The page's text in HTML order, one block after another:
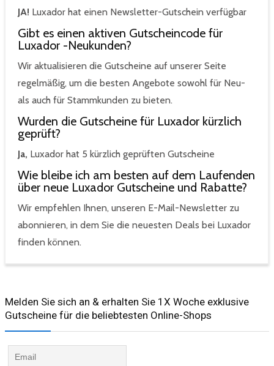
JA! Luxador hat einen Newsletter-Gutschein verfügbar
Gibt es einen aktiven Gutscheincode für
Luxador -Neukunden?
Wir aktualisieren die Gutscheine auf unserer Seite
regelmäßig, um die besten Angebote sowohl für Neu-
als auch für Stammkunden zu bieten.
Wurden die Gutscheine für Luxador kürzlich
geprüft?
Ja, Luxador hat 5 kürzlich geprüften Gutscheine
Wie bleibe ich am besten auf dem Laufenden
über neue Luxador Gutscheine und Rabatte?
Wir empfehlen Ihnen, unseren E-Mail-Newsletter zu
abonnieren, in dem Sie die neuesten Deals bei Luxador
finden können.
Melden Sie sich an & erhalten Sie 1X Woche exklusive
Gutscheine für die beliebtesten Online-Shops​